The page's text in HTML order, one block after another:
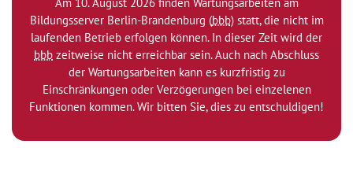
Bildungsserver Berlin-Brandenburg (bbb) statt, die nicht im
laufenden Betrieb erfolgen können. In dieser Zeit wird der
bbb zeitweise nicht erreichbar sein. Auch nach Abschluss
der Wartungsarbeiten kann es kurzfristig zu
Einschränkungen oder Verzögerungen bei einzelenen
Funktionen kommen. Wir bitten Sie, dies zu entschuldigen!